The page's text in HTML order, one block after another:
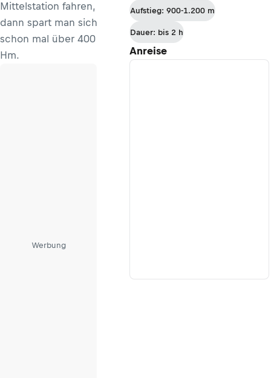
Mittelstation fahren,
dann spart man sich
schon mal über 400
Hm.
Werbung
Haus
Aufstieg: 900-1.200 m
Dauer: bis 2 h
Anreise